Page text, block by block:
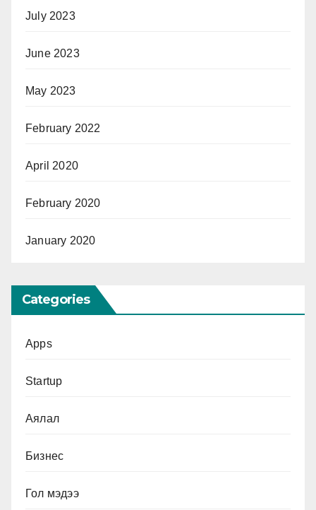
July 2023
June 2023
May 2023
February 2022
April 2020
February 2020
January 2020
Categories
Apps
Startup
Аялал
Бизнес
Гол мэдээ